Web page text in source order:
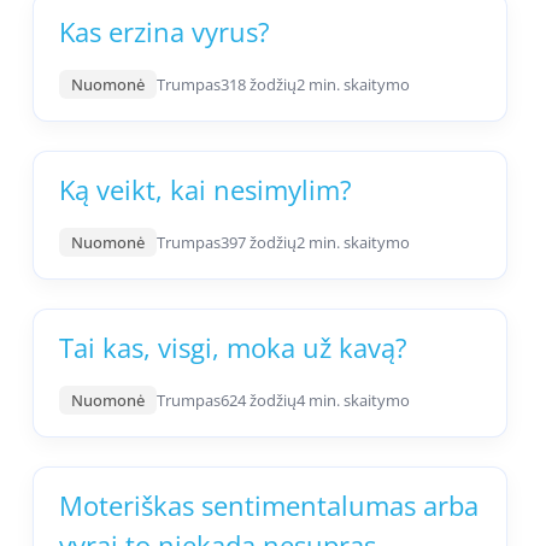
Kas erzina vyrus?
Nuomonė Trumpas318 žodžių2 min. skaitymo
Ką veikt, kai nesimylim?
Nuomonė Trumpas397 žodžių2 min. skaitymo
Tai kas, visgi, moka už kavą?
Nuomonė Trumpas624 žodžių4 min. skaitymo
Moteriškas sentimentalumas arba